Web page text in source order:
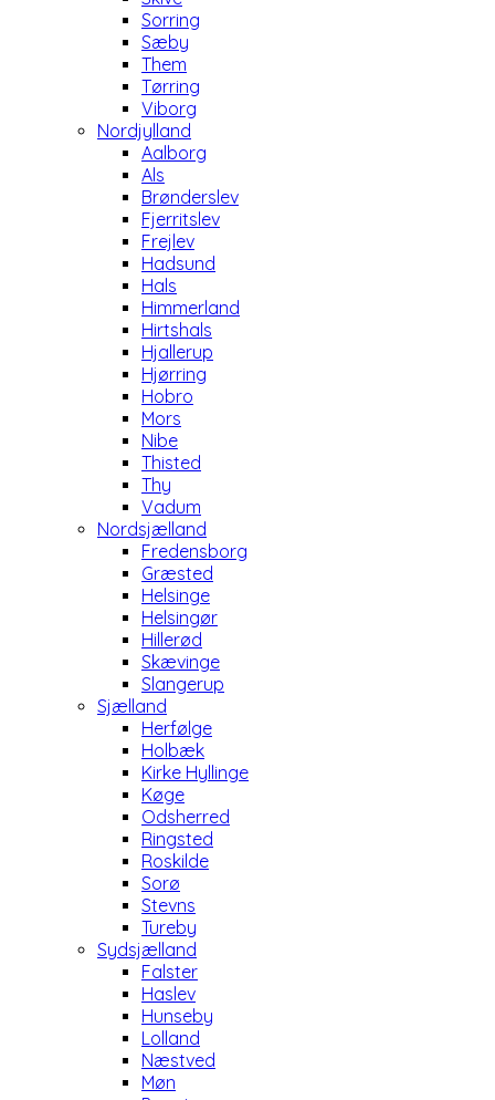
Sorring
Sæby
Them
Tørring
Viborg
Nordjylland
Aalborg
Als
Brønderslev
Fjerritslev
Frejlev
Hadsund
Hals
Himmerland
Hirtshals
Hjallerup
Hjørring
Hobro
Mors
Nibe
Thisted
Thy
Vadum
Nordsjælland
Fredensborg
Græsted
Helsinge
Helsingør
Hillerød
Skævinge
Slangerup
Sjælland
Herfølge
Holbæk
Kirke Hyllinge
Køge
Odsherred
Ringsted
Roskilde
Sorø
Stevns
Tureby
Sydsjælland
Falster
Haslev
Hunseby
Lolland
Næstved
Møn